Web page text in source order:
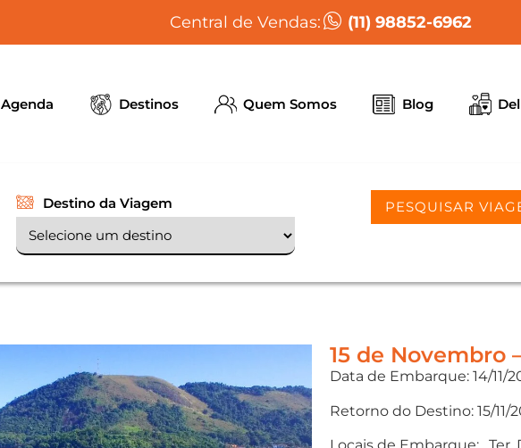
Central de Vendas: (11) 98852-6962
Agenda Destinos Quem Somos Blog
Destino da Viagem PESQUISAR
15 de Novembro
Data de Embarque: 14/11/
Retorno do Destino: 15/11/